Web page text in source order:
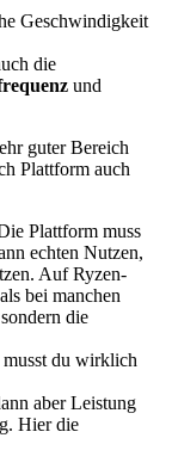
Geschwindigkeit
die
und
guter Bereich
Plattform auch
Plattform muss
echten Nutzen,
Auf Ryzen-
bei manchen
die
du wirklich
aber Leistung
Hier die